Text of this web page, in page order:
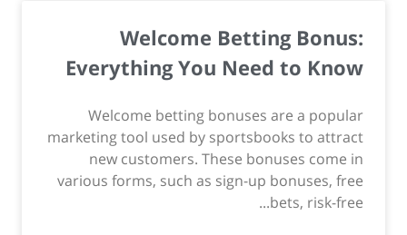
Welcome Betting Bonus:
Everything You Need to Know
Welcome betting bonuses are a popular
marketing tool used by sportsbooks to attract
new customers. These bonuses come in
various forms, such as sign-up bonuses, free
bets, risk-free...